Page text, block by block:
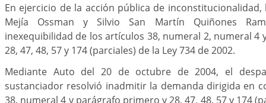
En ejercicio de la acción pública de inconstitucionalidad,
Mejía Ossman y Silvio San Martín Quiñones
inexequibilidad de los artículos 38, numeral 2, numeral 4
28, 47, 48, 57 y 174 (parciales) de la Ley 734 de 2002.
Mediante Auto del 20 de octubre de 2004, el
sustanciador resolvió inadmitir la demanda dirigida en
38, numeral 4 y parágrafo primero y 28, 47, 48, 57 y 174